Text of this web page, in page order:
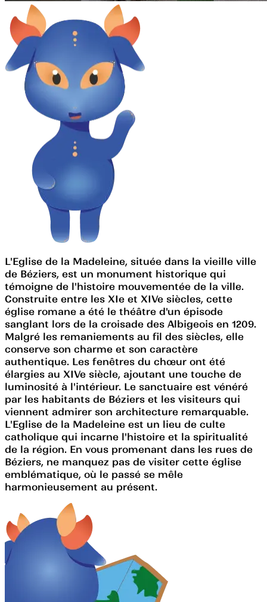
L'Eglise de la Madeleine, située dans la vieille ville
de Béziers, est un monument historique qui
témoigne de l'histoire mouvementée de la ville.
Construite entre les XIe et XIVe siècles, cette
église romane a été le théâtre d'un épisode
sanglant lors de la croisade des Albigeois en 1209.
Malgré les remaniements au fil des siècles, elle
conserve son charme et son caractère
authentique. Les fenêtres du chœur ont été
élargies au XIVe siècle, ajoutant une touche de
luminosité à l'intérieur. Le sanctuaire est vénéré
par les habitants de Béziers et les visiteurs qui
viennent admirer son architecture remarquable.
L'Eglise de la Madeleine est un lieu de culte
catholique qui incarne l'histoire et la spiritualité
de la région. En vous promenant dans les rues de
Béziers, ne manquez pas de visiter cette église
emblématique, où le passé se mêle
harmonieusement au présent.